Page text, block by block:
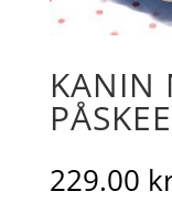
KANIN
229.00